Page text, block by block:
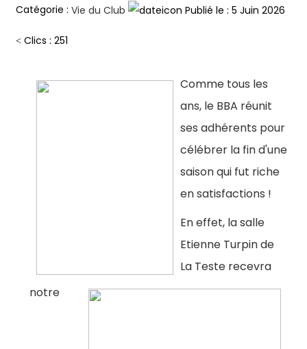
Catégorie :Vie du Club Publié le : 5 Juin 2026
Clics : 251
Comme tous les
ans, le BBA réunit
ses adhérents pour
célébrer la fin d'une
saison qui fut riche
en satisfactions !
En effet, la salle
Etienne Turpin de
La Teste recevra
notre